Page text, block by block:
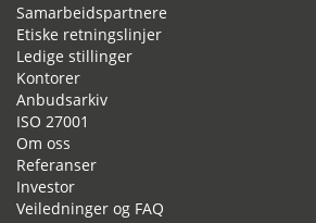
Samarbeidspartnere
Etiske retningslinjer
Ledige stillinger
Kontorer
Anbudsarkiv
ISO 27001
Om oss
Referanser
Investor
Veiledninger og FAQ